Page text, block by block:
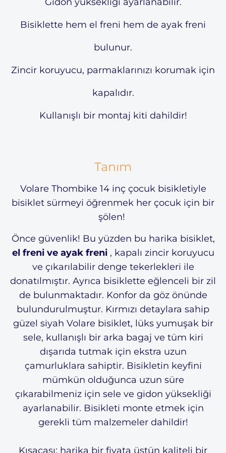
Bisiklette hem el freni hem de ayak freni
bulunur.
Zincir koruyucu, parmaklarınızı korumak için
kapalıdır.
Kullanışlı bir montaj kiti dahildir!
Tanım
Volare Thombike 14 inç çocuk bisikletiyle
bisiklet sürmeyi öğrenmek her çocuk için bir
şölen!
Önce güvenlik! Bu yüzden bu harika bisiklet,
el freni ve ayak freni, kapalı zincir koruyucu
ve çıkarılabilir denge tekerlekleri ile
donatılmıştır. Ayrıca bisiklette eğlenceli bir zil
de bulunmaktadır. Konfor da göz önünde
bulundurulmuştur. Kırmızı detaylara sahip
güzel siyah Volare bisiklet, lüks yumuşak bir
sele, kullanışlı bir arka bagaj ve tüm kiri
dışarıda tutmak için ekstra uzun
çamurluklara sahiptir. Bisikletin keyfini
mümkün olduğunca uzun süre
çıkarabilmeniz için sele ve gidon yüksekliği
ayarlanabilir. Bisikleti monte etmek için
gerekli tüm malzemeler dahildir!
Kısacası: harika bir fiyata üstün kaliteli bir